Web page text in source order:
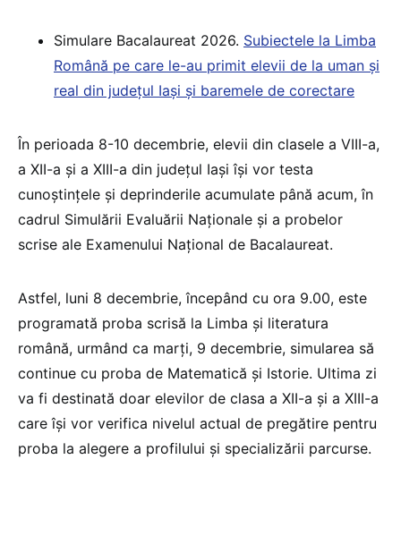
Simulare Bacalaureat 2026. Subiectele la Limba
Română pe care le-au primit elevii de la uman și
real din județul Iași și baremele de corectare
În perioada 8-10 decembrie, elevii din clasele a VIII-a,
a XII-a și a XIII-a din județul Iași își vor testa
cunoștințele și deprinderile acumulate până acum, în
cadrul Simulării Evaluării Naționale și a probelor
scrise ale Examenului Național de Bacalaureat.
Astfel, luni 8 decembrie, începând cu ora 9.00, este
programată proba scrisă la Limba și literatura
română, urmând ca marți, 9 decembrie, simularea să
continue cu proba de Matematică și Istorie. Ultima zi
va fi destinată doar elevilor de clasa a XII-a și a XIII-a
care își vor verifica nivelul actual de pregătire pentru
proba la alegere a profilului și specializării parcurse.